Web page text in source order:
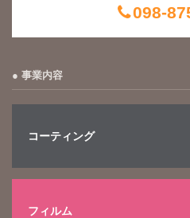
098-
事業内容
コーティング
フィルム